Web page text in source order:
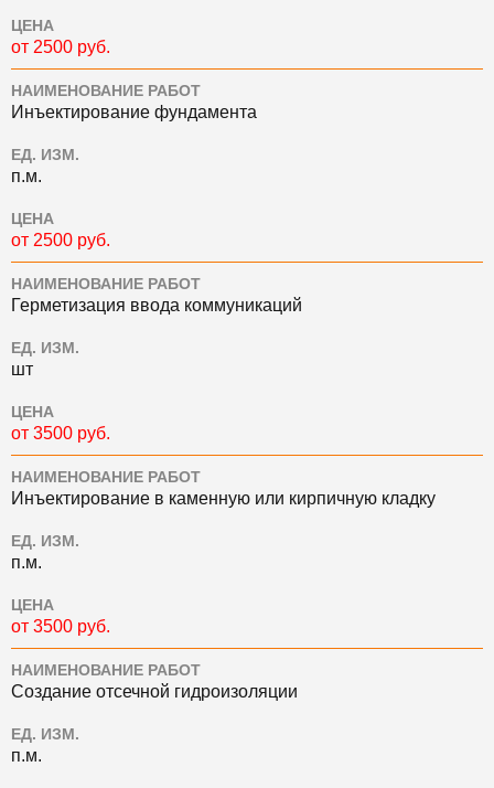
ЦЕНА
от 2500 руб.
НАИМЕНОВАНИЕ РАБОТ
Инъектирование фундамента
ЕД. ИЗМ.
п.м.
ЦЕНА
от 2500 руб.
НАИМЕНОВАНИЕ РАБОТ
Герметизация ввода коммуникаций
ЕД. ИЗМ.
шт
ЦЕНА
от 3500 руб.
НАИМЕНОВАНИЕ РАБОТ
Инъектирование в каменную или кирпичную кладку
ЕД. ИЗМ.
п.м.
ЦЕНА
от 3500 руб.
НАИМЕНОВАНИЕ РАБОТ
Создание отсечной гидроизоляции
ЕД. ИЗМ.
п.м.